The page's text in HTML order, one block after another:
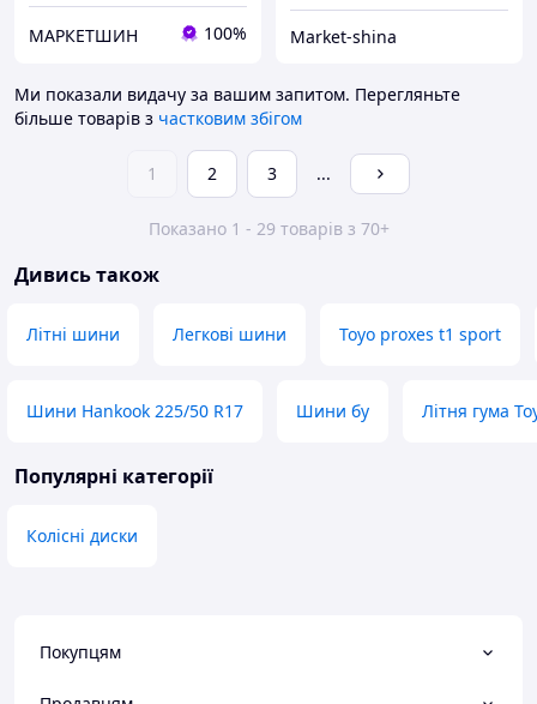
МАРКЕТШИН 100% Market-shina
Ми показали видачу за вашим запитом. Перегляньте
більше товарів з частковим збігом
1 2 3 ...
Показано 1 - 29 товарів з 70+
Дивись також
Літні шини Легкові шини Toyo proxes t1 sport
Шини Hankook 225/50 R17 Шини бу Літня гума
Популярні категорії
Колісні диски
Покупцям